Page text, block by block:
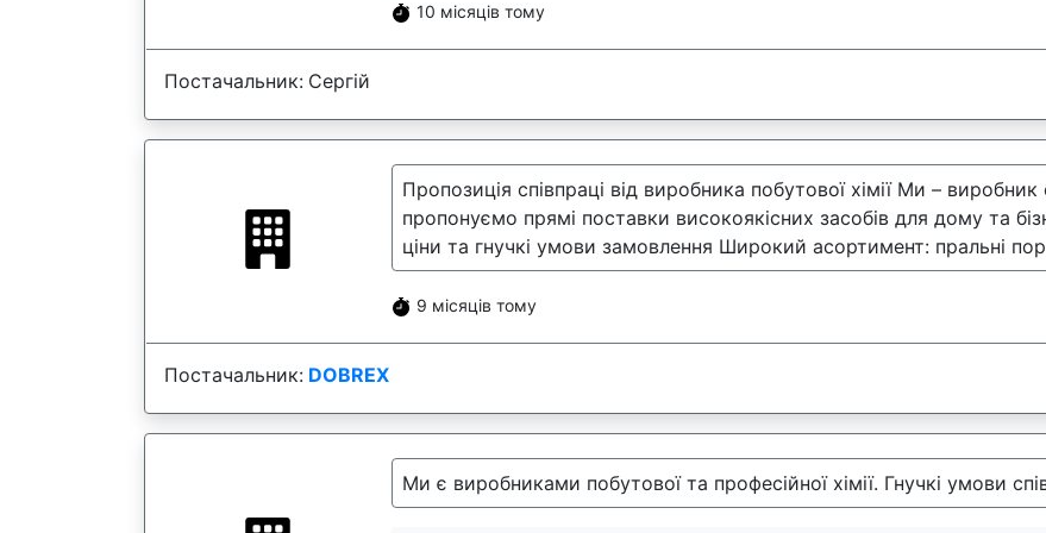
10 місяців тому
Постачальник: Сергій
Пропозиція співпраці від виробника побутової хімії Ми – виробник
пропонуємо прямі поставки високоякісних засобів для дому та
ціни та гнучкі умови замовлення Широкий асортимент: пральні
9 місяців тому
Постачальник: DOBREX
Ми є виробниками побутової та професійної хімії. Гнучкі умови